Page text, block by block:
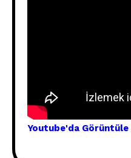
Youtube'da Görüntüle